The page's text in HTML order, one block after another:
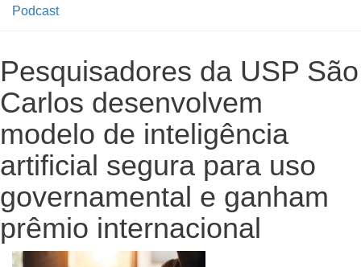
Podcast
Pesquisadores da USP São
Carlos desenvolvem
modelo de inteligência
artificial segura para uso
governamental e ganham
prêmio internacional